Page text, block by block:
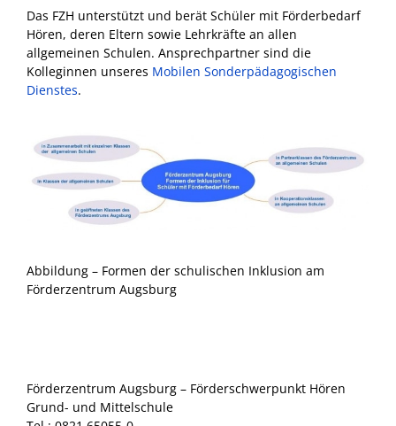
Das FZH unterstützt und berät Schüler mit Förderbedarf
Hören, deren Eltern sowie Lehrkräfte an allen
allgemeinen Schulen. Ansprechpartner sind die
Kolleginnen unseres Mobilen Sonderpädagogischen
Dienstes.
Abbildung – Formen der schulischen Inklusion am
Förderzentrum Augsburg
Förderzentrum Augsburg – Förderschwerpunkt Hören
Grund- und Mittelschule